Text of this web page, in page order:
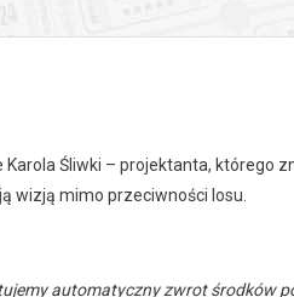
Śliwki – projektanta, którego
wizją mimo przeciwności losu.
automatyczny zwrot środków